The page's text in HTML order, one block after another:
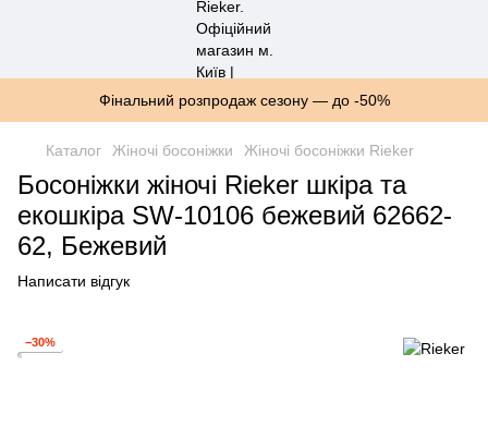
Фінальний розпродаж сезону — до -50%
Каталог Жіночі босоніжки Жіночі босоніжки Rieker
Босоніжки жіночі Rieker шкіра та
екошкіра SW-10106 бежевий 62662-
62, Бежевий
Написати відгук
−30%